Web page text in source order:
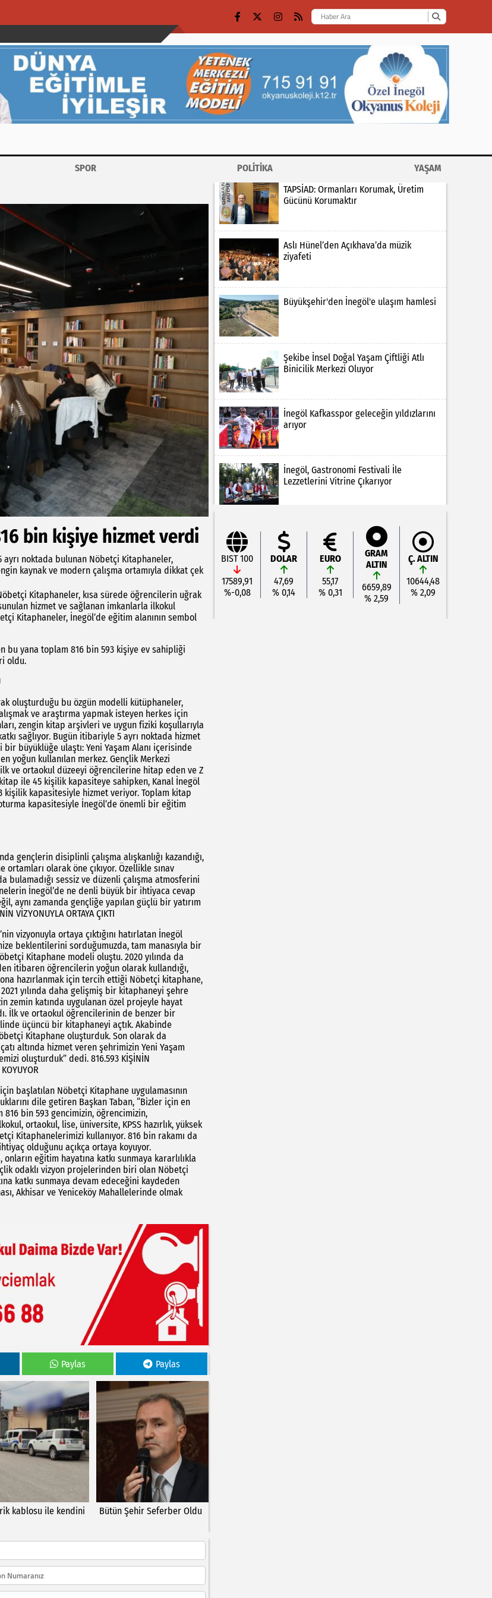
SPOR POLİTİKA
YAŞAM
bin kişiye hizmet verdi
ayrı noktada bulunan Nöbetçi Kitaphaneler,
kaynak ve modern çalışma ortamıyla dikkat çek
Kitaphaneler, kısa sürede öğrencilerin uğrak
hizmet ve sağlanan imkanlarla ilkokul
Kitaphaneler, İnegöl’de eğitim alanının sembol
bu yana toplam 816 bin 593 kişiye ev sahipliği
oldu.
oluşturduğu bu özgün modelli kütüphaneler,
ve araştırma yapmak isteyen herkes için
zengin kitap arşivleri ve uygun fiziki koşullarıyla
sağlıyor. Bugün itibariyle 5 ayrı noktada hizmet
büyüklüğe ulaştı: Yeni Yaşam Alanı içerisinde
yoğun kullanılan merkez. Gençlik Merkezi
ve ortaokul düzeeyi öğrencilerine hitap eden ve Z
ile 45 kişilik kapasiteye sahipken, Kanal İnegöl
kişilik kapasitesiyle hizmet veriyor. Toplam kitap
kapasitesiyle İnegöl’de önemli bir eğitim
gençlerin disiplinli çalışma alışkanlığı kazandığı,
olarak öne çıkıyor. Özellikle sınav
sessiz ve düzenli çalışma atmosferini
İnegöl’de ne denli büyük bir ihtiyaca cevap
aynı zamanda gençliğe yapılan güçlü bir yatırım
VİZYONUYLA ORTAYA ÇIKTI
vizyonuyla ortaya çıktığını hatırlatan İnegöl
beklentilerini sorduğumuzda, tam manasıyla bir
Kitaphane modeli oluştu. 2020 yılında da
itibaren öğrencilerin yoğun olarak kullandığı,
hazırlanmak için tercih ettiği Nöbetçi kitaphane,
yılında daha gelişmiş bir kitaphaneyi şehre
zemin katında uygulanan özel projeyle hayat
İlk ve ortaokul öğrencilerinin de benzer bir
üçüncü bir kitaphaneyi açtık. Akabinde
Kitaphane oluşturduk. Son olarak da
altında hizmet veren şehrimizin Yeni Yaşam
oluşturduk” dedi. 816.593 KİŞİNİN
başlatılan Nöbetçi Kitaphane uygulamasının
dile getiren Başkan Taban, “Bizler için en
bin 593 gencimizin, öğrencimizin,
ortaokul, lise, üniversite, KPSS hazırlık, yüksek
Kitaphanelerimizi kullanıyor. 816 bin rakamı da
olduğunu açıkça ortaya koyuyor.
eğitim hayatına katkı sunmaya kararlılıkla
odaklı vizyon projelerinden biri olan Nöbetçi
katkı sunmaya devam edeceğini kaydeden
Akhisar ve Yeniceköy Mahallelerinde olmak
Paylas Paylas
kablosu ile kendini
Bütün Şehir Seferber Oldu
TAPSİAD: Ormanları Korumak, Üretim
Gücünü Korumaktır
Aslı Hünel’den Açıkhava’da müzik
ziyafeti
Büyükşehir'den İnegöl'e ulaşım hamlesi
Şekibe İnsel Doğal Yaşam Çiftliği Atlı
Binicilik Merkezi Oluyor
İnegöl Kafkasspor geleceğin yıldızlarını
arıyor
İnegöl, Gastronomi Festivali İle
Lezzetlerini Vitrine Çıkarıyor
BIST 100
17589,91
%-0,08
DOLAR
47,69
% 0,14
EURO
55,17
% 0,31
GRAM
ALTIN
6659,89
% 2,59
Ç. ALTIN
10644,48
% 2,09